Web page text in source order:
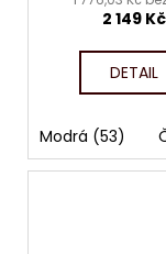
2 149 Kč
DETAIL
Modrá (53)